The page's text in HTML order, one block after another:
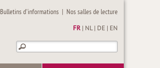
Bulletins d'informations | Nos salles de lecture
FR NL| DE EN